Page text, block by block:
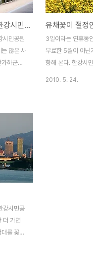
자전거를 타면서 바라 본 한강시민공원
시민공원
많은 사
하군요.
에서 강변
서 서울
기도 하
점점 짙
시원한 바
워서 땀
에 라이딩
좋더군
유채꽃이 절정
3일이라는 연휴동
무료한 5월이 아닌
향해 본다. 한강시
2010. 5. 24.
강시민공
더 가면
를 꽂고